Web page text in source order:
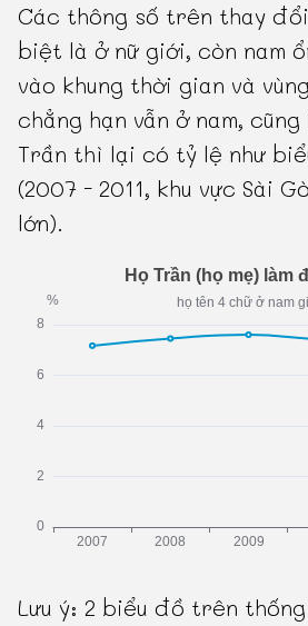
Các thông số trên thay
biệt là ở nữ giới, còn nam
vào khung thời gian và
chẳng hạn vẫn ở nam,
Trần thì lại có tỷ lệ như
(2007 - 2011, khu vực Sài
lớn).
Lưu ý: 2 biểu đồ trên